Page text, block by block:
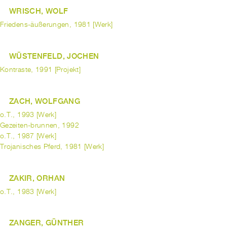
WRISCH, WOLF
Friedens-äußerungen, 1981 [Werk]
WÜSTENFELD, JOCHEN
Kontraste, 1991 [Projekt]
ZACH, WOLFGANG
o.T., 1993 [Werk]
Gezeiten-brunnen, 1992
o.T., 1987 [Werk]
Trojanisches Pferd, 1981 [Werk]
ZAKIR, ORHAN
o.T., 1983 [Werk]
ZANGER, GÜNTHER